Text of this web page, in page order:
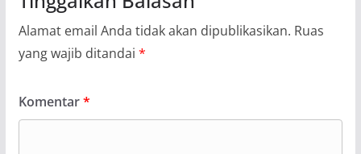
Alamat email Anda tidak akan dipublikasikan. Ruas
yang wajib ditandai *
Komentar*